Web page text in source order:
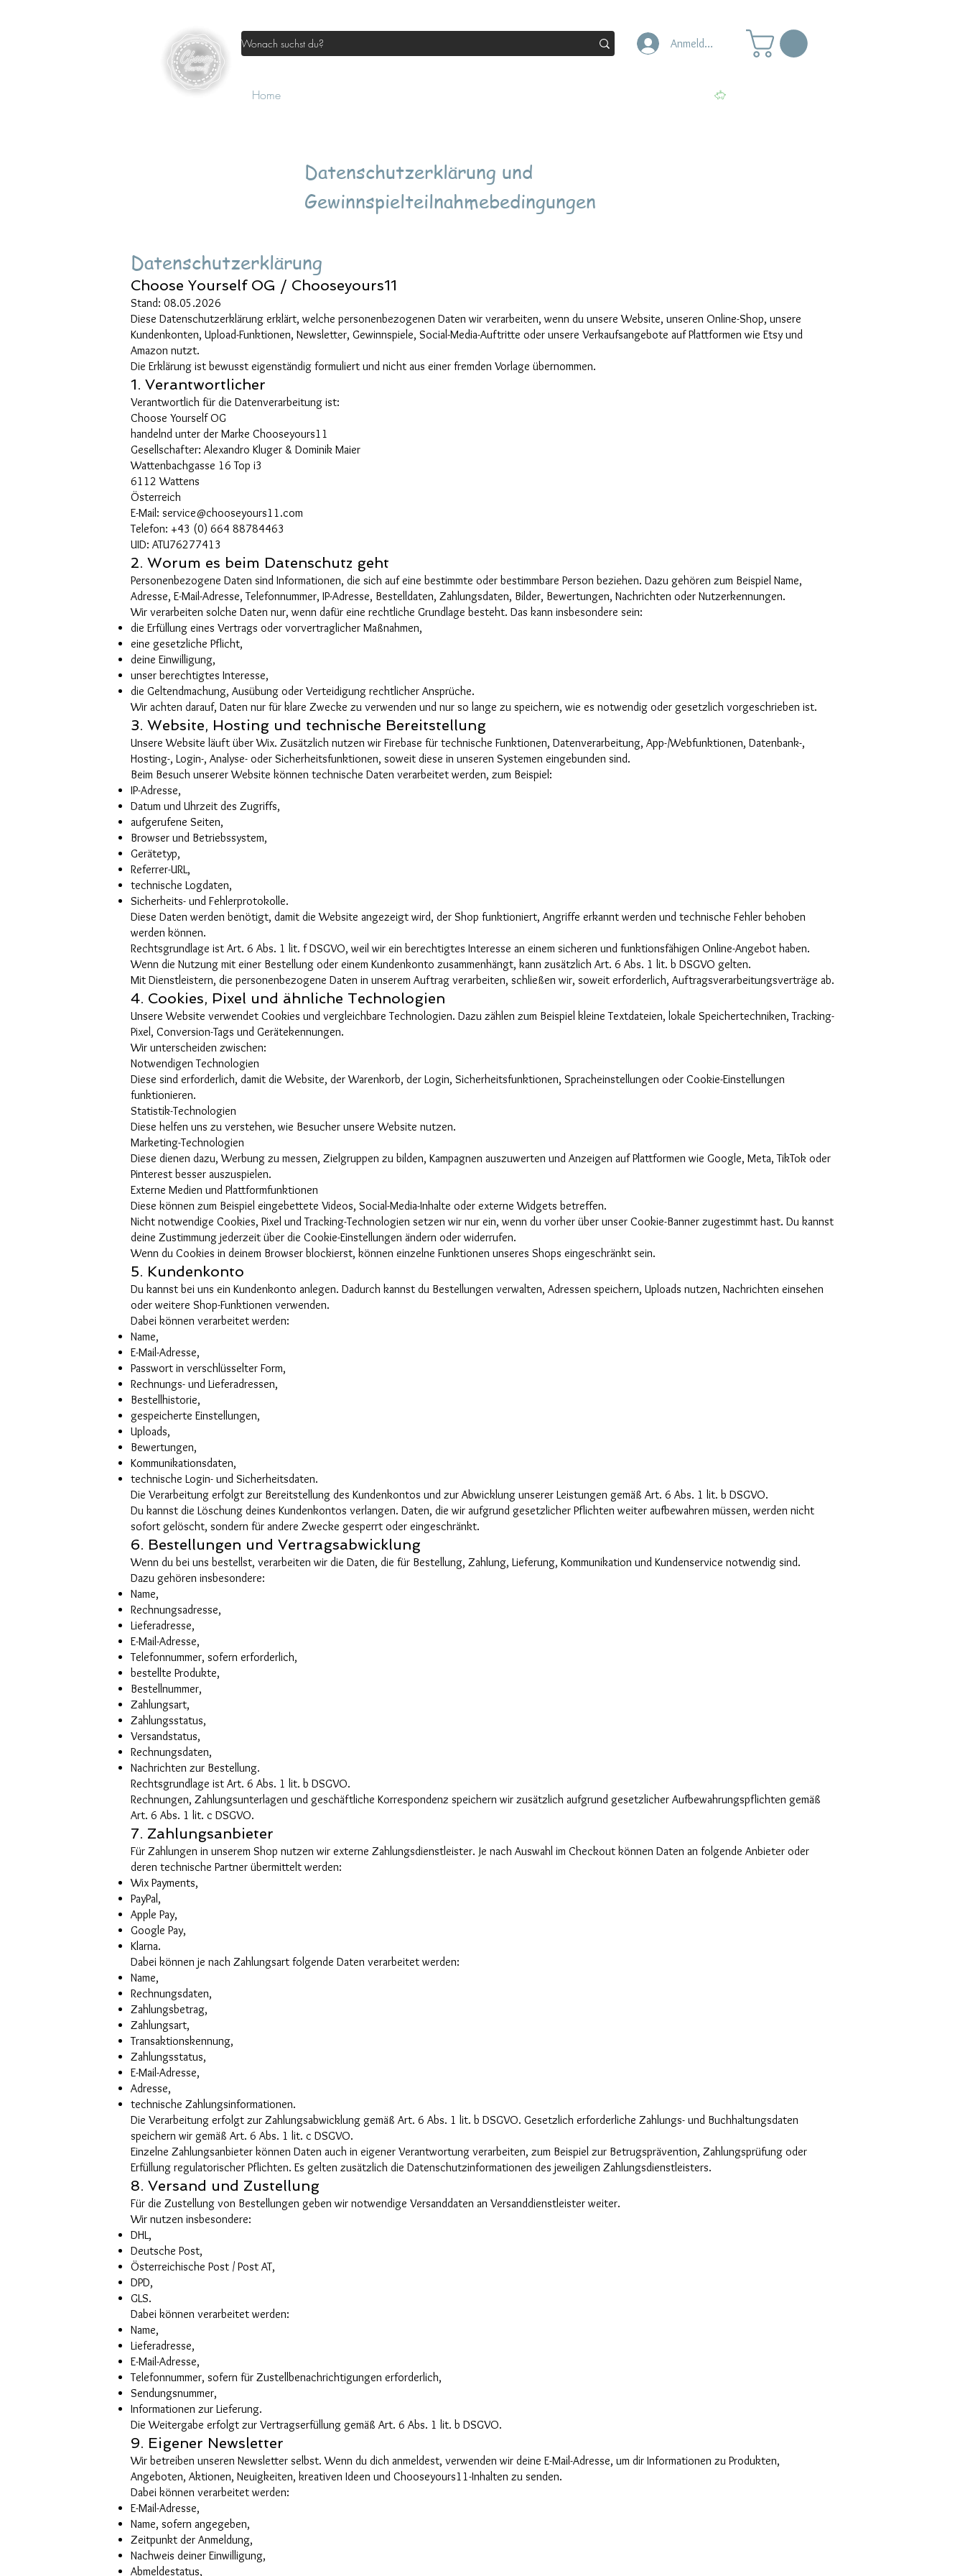
Anmelden
Home
Datenschutzerklärung und
Gewinnspielteilnahmebedingungen
Datenschutzerklärung
Choose Yourself OG / Chooseyours11
Stand: 08.05.2026
Diese Datenschutzerklärung erklärt, welche personenbezogenen Daten wir verarbeiten, wenn du unsere Website, unseren Online-Shop, unsere
Kundenkonten, Upload-Funktionen, Newsletter, Gewinnspiele, Social-Media-Auftritte oder unsere Verkaufsangebote auf Plattformen wie Etsy und
Amazon nutzt.
Die Erklärung ist bewusst eigenständig formuliert und nicht aus einer fremden Vorlage übernommen.
1. Verantwortlicher
Verantwortlich für die Datenverarbeitung ist:
Choose Yourself OG
handelnd unter der Marke Chooseyours11
Gesellschafter: Alexandro Kluger & Dominik Maier
Wattenbachgasse 16 Top i3
6112 Wattens
Österreich
E-Mail: service@chooseyours11.com
Telefon: +43 (0) 664 88784463
UID: ATU76277413
2. Worum es beim Datenschutz geht
Personenbezogene Daten sind Informationen, die sich auf eine bestimmte oder bestimmbare Person beziehen. Dazu gehören zum Beispiel Name,
Adresse, E-Mail-Adresse, Telefonnummer, IP-Adresse, Bestelldaten, Zahlungsdaten, Bilder, Bewertungen, Nachrichten oder Nutzerkennungen.
Wir verarbeiten solche Daten nur, wenn dafür eine rechtliche Grundlage besteht. Das kann insbesondere sein:
die Erfüllung eines Vertrags oder vorvertraglicher Maßnahmen,
eine gesetzliche Pflicht,
deine Einwilligung,
unser berechtigtes Interesse,
die Geltendmachung, Ausübung oder Verteidigung rechtlicher Ansprüche.
Wir achten darauf, Daten nur für klare Zwecke zu verwenden und nur so lange zu speichern, wie es notwendig oder gesetzlich vorgeschrieben ist.
3. Website, Hosting und technische Bereitstellung
Unsere Website läuft über Wix. Zusätzlich nutzen wir Firebase für technische Funktionen, Datenverarbeitung, App-/Webfunktionen, Datenbank-,
Hosting-, Login-, Analyse- oder Sicherheitsfunktionen, soweit diese in unseren Systemen eingebunden sind.
Beim Besuch unserer Website können technische Daten verarbeitet werden, zum Beispiel:
IP-Adresse,
Datum und Uhrzeit des Zugriffs,
aufgerufene Seiten,
Browser und Betriebssystem,
Gerätetyp,
Referrer-URL,
technische Logdaten,
Sicherheits- und Fehlerprotokolle.
Diese Daten werden benötigt, damit die Website angezeigt wird, der Shop funktioniert, Angriffe erkannt werden und technische Fehler behoben
werden können.
Rechtsgrundlage ist Art. 6 Abs. 1 lit. f DSGVO, weil wir ein berechtigtes Interesse an einem sicheren und funktionsfähigen Online-Angebot haben.
Wenn die Nutzung mit einer Bestellung oder einem Kundenkonto zusammenhängt, kann zusätzlich Art. 6 Abs. 1 lit. b DSGVO gelten.
Mit Dienstleistern, die personenbezogene Daten in unserem Auftrag verarbeiten, schließen wir, soweit erforderlich, Auftragsverarbeitungsverträge ab.
4. Cookies, Pixel und ähnliche Technologien
Unsere Website verwendet Cookies und vergleichbare Technologien. Dazu zählen zum Beispiel kleine Textdateien, lokale Speichertechniken, Tracking-
Pixel, Conversion-Tags und Gerätekennungen.
Wir unterscheiden zwischen:
Notwendigen Technologien
Diese sind erforderlich, damit die Website, der Warenkorb, der Login, Sicherheitsfunktionen, Spracheinstellungen oder Cookie-Einstellungen
funktionieren.
Statistik-Technologien
Diese helfen uns zu verstehen, wie Besucher unsere Website nutzen.
Marketing-Technologien
Diese dienen dazu, Werbung zu messen, Zielgruppen zu bilden, Kampagnen auszuwerten und Anzeigen auf Plattformen wie Google, Meta, TikTok oder
Pinterest besser auszuspielen.
Externe Medien und Plattformfunktionen
Diese können zum Beispiel eingebettete Videos, Social-Media-Inhalte oder externe Widgets betreffen.
Nicht notwendige Cookies, Pixel und Tracking-Technologien setzen wir nur ein, wenn du vorher über unser Cookie-Banner zugestimmt hast. Du kannst
deine Zustimmung jederzeit über die Cookie-Einstellungen ändern oder widerrufen.
Wenn du Cookies in deinem Browser blockierst, können einzelne Funktionen unseres Shops eingeschränkt sein.
5. Kundenkonto
Du kannst bei uns ein Kundenkonto anlegen. Dadurch kannst du Bestellungen verwalten, Adressen speichern, Uploads nutzen, Nachrichten einsehen
oder weitere Shop-Funktionen verwenden.
Dabei können verarbeitet werden:
Name,
E-Mail-Adresse,
Passwort in verschlüsselter Form,
Rechnungs- und Lieferadressen,
Bestellhistorie,
gespeicherte Einstellungen,
Uploads,
Bewertungen,
Kommunikationsdaten,
technische Login- und Sicherheitsdaten.
Die Verarbeitung erfolgt zur Bereitstellung des Kundenkontos und zur Abwicklung unserer Leistungen gemäß Art. 6 Abs. 1 lit. b DSGVO.
Du kannst die Löschung deines Kundenkontos verlangen. Daten, die wir aufgrund gesetzlicher Pflichten weiter aufbewahren müssen, werden nicht
sofort gelöscht, sondern für andere Zwecke gesperrt oder eingeschränkt.
6. Bestellungen und Vertragsabwicklung
Wenn du bei uns bestellst, verarbeiten wir die Daten, die für Bestellung, Zahlung, Lieferung, Kommunikation und Kundenservice notwendig sind.
Dazu gehören insbesondere:
Name,
Rechnungsadresse,
Lieferadresse,
E-Mail-Adresse,
Telefonnummer, sofern erforderlich,
bestellte Produkte,
Bestellnummer,
Zahlungsart,
Zahlungsstatus,
Versandstatus,
Rechnungsdaten,
Nachrichten zur Bestellung.
Rechtsgrundlage ist Art. 6 Abs. 1 lit. b DSGVO.
Rechnungen, Zahlungsunterlagen und geschäftliche Korrespondenz speichern wir zusätzlich aufgrund gesetzlicher Aufbewahrungspflichten gemäß
Art. 6 Abs. 1 lit. c DSGVO.
7. Zahlungsanbieter
Für Zahlungen in unserem Shop nutzen wir externe Zahlungsdienstleister. Je nach Auswahl im Checkout können Daten an folgende Anbieter oder
deren technische Partner übermittelt werden:
Wix Payments,
PayPal,
Apple Pay,
Google Pay,
Klarna.
Dabei können je nach Zahlungsart folgende Daten verarbeitet werden:
Name,
Rechnungsdaten,
Zahlungsbetrag,
Zahlungsart,
Transaktionskennung,
Zahlungsstatus,
E-Mail-Adresse,
Adresse,
technische Zahlungsinformationen.
Die Verarbeitung erfolgt zur Zahlungsabwicklung gemäß Art. 6 Abs. 1 lit. b DSGVO. Gesetzlich erforderliche Zahlungs- und Buchhaltungsdaten
speichern wir gemäß Art. 6 Abs. 1 lit. c DSGVO.
Einzelne Zahlungsanbieter können Daten auch in eigener Verantwortung verarbeiten, zum Beispiel zur Betrugsprävention, Zahlungsprüfung oder
Erfüllung regulatorischer Pflichten. Es gelten zusätzlich die Datenschutzinformationen des jeweiligen Zahlungsdienstleisters.
8. Versand und Zustellung
Für die Zustellung von Bestellungen geben wir notwendige Versanddaten an Versanddienstleister weiter.
Wir nutzen insbesondere:
DHL,
Deutsche Post,
Österreichische Post / Post AT,
DPD,
GLS.
Dabei können verarbeitet werden:
Name,
Lieferadresse,
E-Mail-Adresse,
Telefonnummer, sofern für Zustellbenachrichtigungen erforderlich,
Sendungsnummer,
Informationen zur Lieferung.
Die Weitergabe erfolgt zur Vertragserfüllung gemäß Art. 6 Abs. 1 lit. b DSGVO.
9. Eigener Newsletter
Wir betreiben unseren Newsletter selbst. Wenn du dich anmeldest, verwenden wir deine E-Mail-Adresse, um dir Informationen zu Produkten,
Angeboten, Aktionen, Neuigkeiten, kreativen Ideen und Chooseyours11-Inhalten zu senden.
Dabei können verarbeitet werden:
E-Mail-Adresse,
Name, sofern angegeben,
Zeitpunkt der Anmeldung,
Nachweis deiner Einwilligung,
Abmeldestatus,